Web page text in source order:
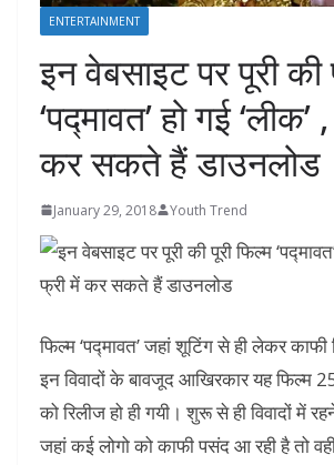
ENTERTAINMENT
इन वेबसाइट पर पूरी की
‘पद्मावत’ हो गई ‘लीक’
कर सकते हैं डाउनलोड
January 29, 2018 Youth Trend
फिल्म ‘पद्मावत’ जहां शूटिंग से ही लेकर काफी
इन विवादों के बावजूद आखिरकार यह फिल्म
को रिलीज हो ही गयी। शुरू से ही विवादों में
जहां कई लोगो को काफी पसंद आ रही है तो